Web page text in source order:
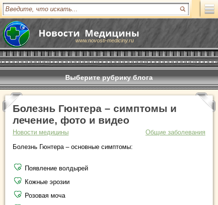
www.novosti-mediciny.ru
Выберите рубрику блога
Болезнь Гюнтера – симптомы и
лечение, фото и видео
Новости медицины
Общие заболевания
Болезнь Гюнтера – основные симптомы:
Появление волдырей
Кожные эрозии
Розовая моча